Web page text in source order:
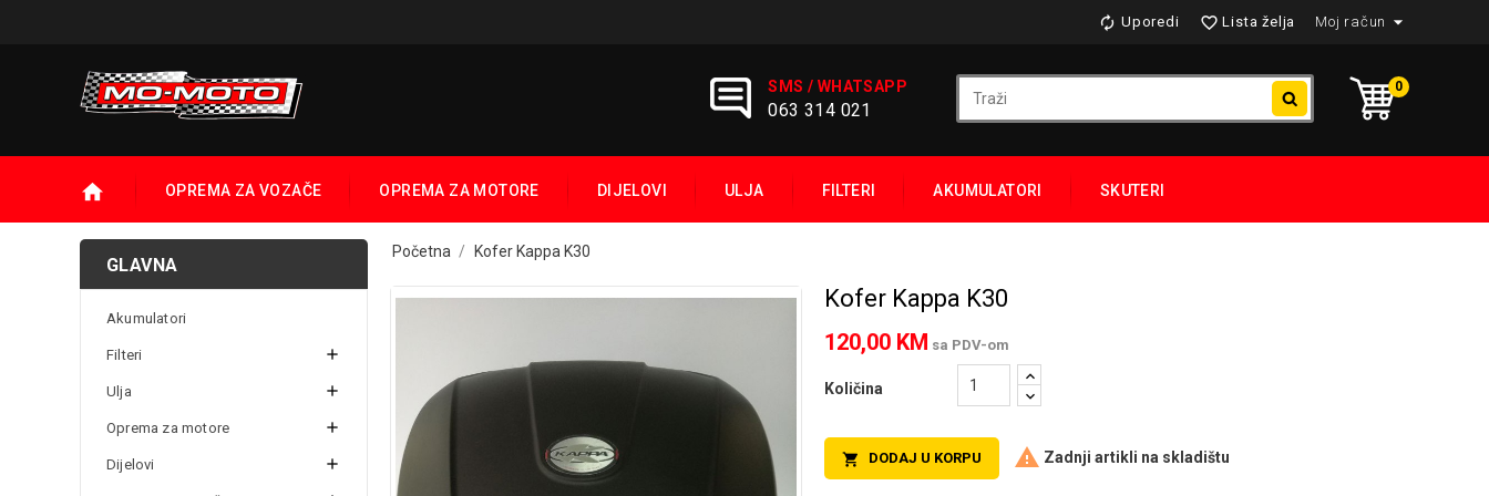
Moj račun 
 Lista želja
 Uporedi
0
SMS / WHATSAPP
063 314 021
OPREMA ZA VOZAČE OPREMA ZA MOTORE DIJELOVI ULJA FILTERI AKUMULATORI SKUTERI
GLAVNA
Akumulatori
Filteri 
Ulja 
Oprema za motore 
Dijelovi 
Početna Kofer Kappa K30
Kofer Kappa K30
120,00 KM sa PDV-om
Količina
 DODAJ U KORPU  Zadnji artikli na skladištu